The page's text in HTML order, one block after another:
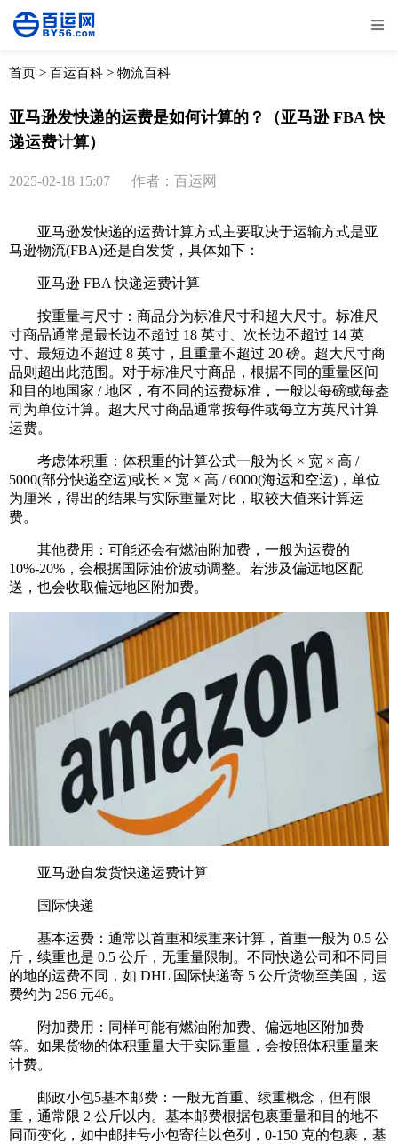
全部 物流资讯
首页 > 百运百科 > 物流百科
亚马逊发快递的运费是如何计算的？（亚马逊 FBA 快
递运费计算）
2025-02-18 15:07 作者：百运网
亚马逊发快递的运费计算方式主要取决于运输方式是亚
马逊物流(FBA)还是自发货，具体如下：
亚马逊 FBA 快递运费计算
按重量与尺寸：商品分为标准尺寸和超大尺寸。标准尺
寸商品通常是最长边不超过 18 英寸、次长边不超过 14 英
寸、最短边不超过 8 英寸，且重量不超过 20 磅。超大尺寸商
品则超出此范围。对于标准尺寸商品，根据不同的重量区间
和目的地国家 / 地区，有不同的运费标准，一般以每磅或每盎
司为单位计算。超大尺寸商品通常按每件或每立方英尺计算
运费。
考虑体积重：体积重的计算公式一般为长 × 宽 × 高 /
5000(部分快递空运)或长 × 宽 × 高 / 6000(海运和空运)，单位
为厘米，得出的结果与实际重量对比，取较大值来计算运
费。
其他费用：可能还会有燃油附加费，一般为运费的
10%-20%，会根据国际油价波动调整。若涉及偏远地区配
送，也会收取偏远地区附加费。
亚马逊自发货快递运费计算
国际快递
基本运费：通常以首重和续重来计算，首重一般为 0.5 公
斤，续重也是 0.5 公斤，无重量限制。不同快递公司和不同目
的地的运费不同，如 DHL 国际快递寄 5 公斤货物至美国，运
费约为 256 元46。
附加费用：同样可能有燃油附加费、偏远地区附加费
等。如果货物的体积重量大于实际重量，会按照体积重量来
计费。
邮政小包5基本邮费：一般无首重、续重概念，但有限
重，通常限 2 公斤以内。基本邮费根据包裹重量和目的地不
同而变化，如中邮挂号小包寄往以色列，0-150 克的包裹，基